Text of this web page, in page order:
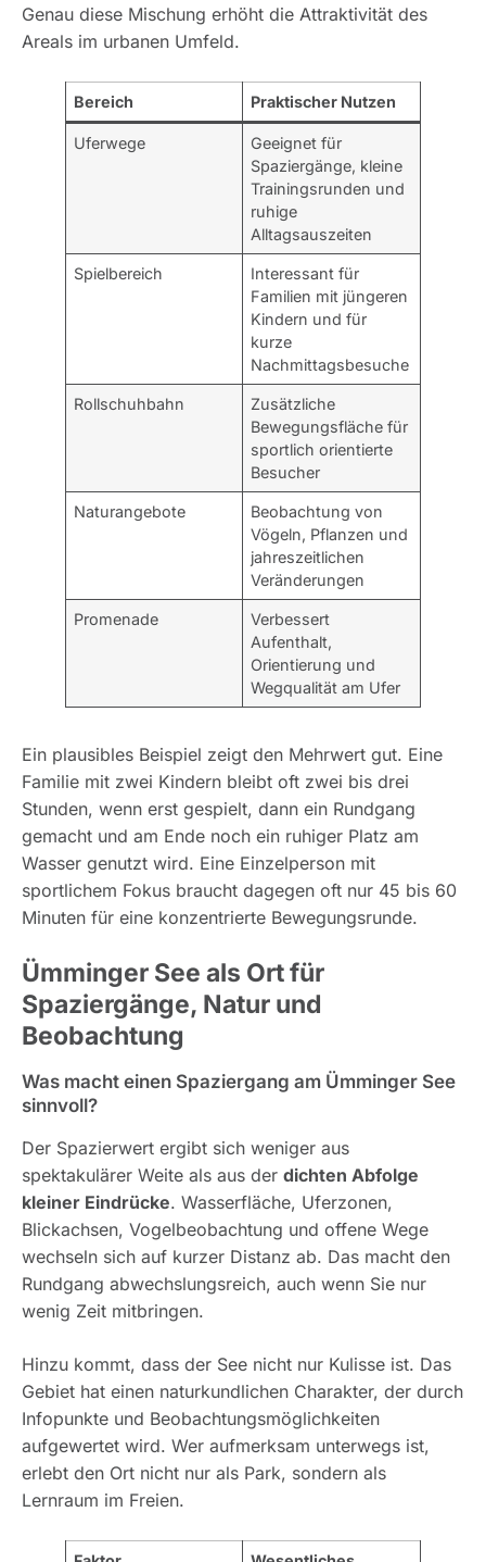
Genau diese Mischung erhöht die Attraktivität des
Areals im urbanen Umfeld.
Bereich Praktischer Nutzen
Uferwege
Geeignet für
Spaziergänge, kleine
Trainingsrunden und
ruhige
Alltagsauszeiten
Spielbereich
Interessant für
Familien mit jüngeren
Kindern und für
kurze
Nachmittagsbesuche
Rollschuhbahn
Zusätzliche
Bewegungsfläche für
sportlich orientierte
Besucher
Naturangebote
Beobachtung von
Vögeln, Pflanzen und
jahreszeitlichen
Veränderungen
Promenade
Verbessert
Aufenthalt,
Orientierung und
Wegqualität am Ufer
Ein plausibles Beispiel zeigt den Mehrwert gut. Eine
Familie mit zwei Kindern bleibt oft zwei bis drei
Stunden, wenn erst gespielt, dann ein Rundgang
gemacht und am Ende noch ein ruhiger Platz am
Wasser genutzt wird. Eine Einzelperson mit
sportlichem Fokus braucht dagegen oft nur 45 bis 60
Minuten für eine konzentrierte Bewegungsrunde.
Ümminger See als Ort für
Spaziergänge, Natur und
Beobachtung
Was macht einen Spaziergang am Ümminger See
sinnvoll?
Der Spazierwert ergibt sich weniger aus
spektakulärer Weite als aus der dichten Abfolge
kleiner Eindrücke. Wasserfläche, Uferzonen,
Blickachsen, Vogelbeobachtung und offene Wege
wechseln sich auf kurzer Distanz ab. Das macht den
Rundgang abwechslungsreich, auch wenn Sie nur
wenig Zeit mitbringen.
Hinzu kommt, dass der See nicht nur Kulisse ist. Das
Gebiet hat einen naturkundlichen Charakter, der durch
Infopunkte und Beobachtungsmöglichkeiten
aufgewertet wird. Wer aufmerksam unterwegs ist,
erlebt den Ort nicht nur als Park, sondern als
Lernraum im Freien.